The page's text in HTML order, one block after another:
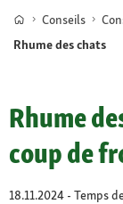
Conseils
Rhume des chats
Rhume
coup de
18.11.2024 - Temps